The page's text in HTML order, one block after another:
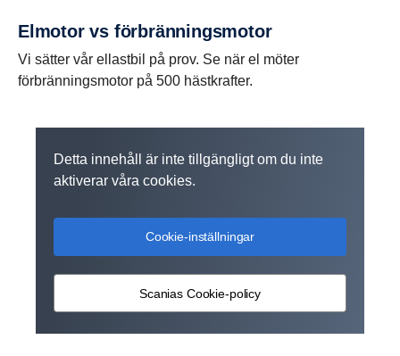
Elmotor vs förbrän­nings­motor
Vi sätter vår ellastbil på prov. Se när el möter
förbränningsmotor på 500 hästkrafter.
Detta innehåll är inte tillgängligt om du inte
aktiverar våra cookies.
Cookie-inställningar
Scanias Cookie-policy